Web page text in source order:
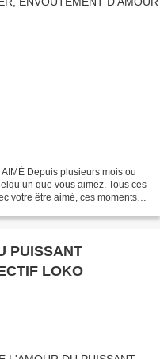
Depuis plusieurs mois ou
que vous aimez. Tous ces
votre être aimé, ces moments
PUISSANT
LOKO